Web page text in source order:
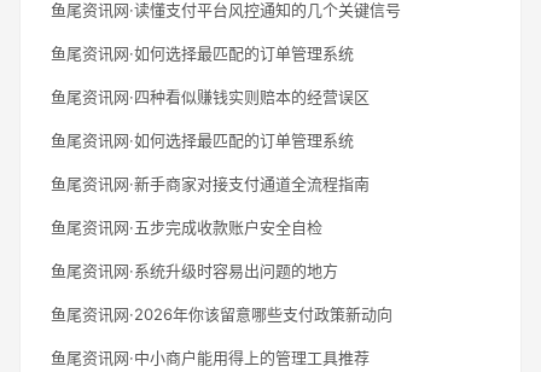
鱼尾资讯网·读懂支付平台风控通知的几个关键信号
鱼尾资讯网·如何选择最匹配的订单管理系统
鱼尾资讯网·四种看似赚钱实则赔本的经营误区
鱼尾资讯网·如何选择最匹配的订单管理系统
鱼尾资讯网·新手商家对接支付通道全流程指南
鱼尾资讯网·五步完成收款账户安全自检
鱼尾资讯网·系统升级时容易出问题的地方
鱼尾资讯网·2026年你该留意哪些支付政策新动向
鱼尾资讯网·中小商户能用得上的管理工具推荐